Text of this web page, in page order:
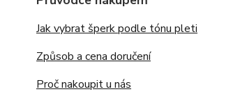
Jak vybrat šperk podle tónu pleti
Způsob a cena doručení
Proč nakoupit u nás